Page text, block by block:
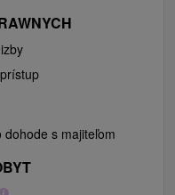
s majiteľom